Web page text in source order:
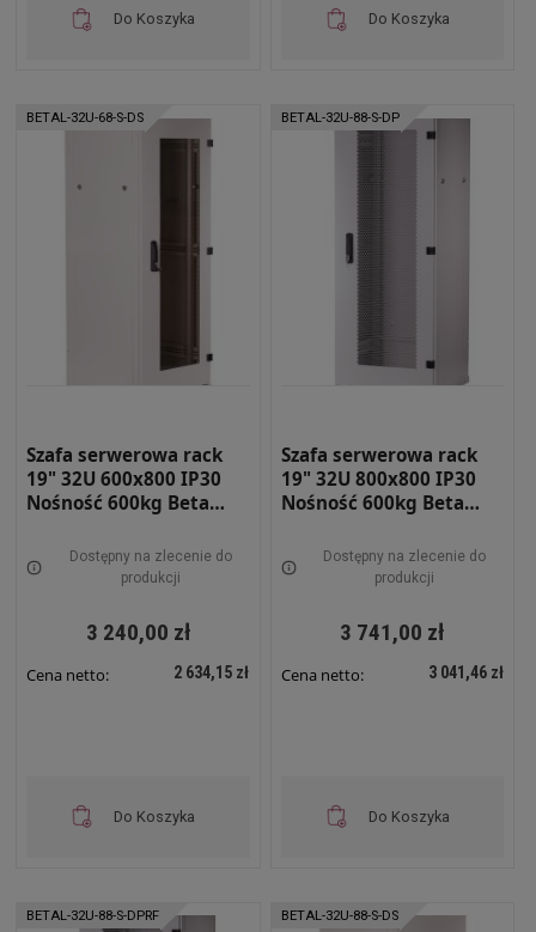
Do Koszyka Do Koszyka
BETAL-32U-68-S-DS
Szafa serwerowa rack
19" 32U 600x800 IP30
Nośność 600kg Beta
SZARA BETAL-32U-68-S-
DS
Dostępny na zlecenie do
produkcji
3 240,00 zł
Cena netto: 2 634,15 zł
Do Koszyka
BETAL-32U-88-S-DP
Szafa serwerowa rack
19" 32U 800x800 IP30
Nośność 600kg Beta
SZARA BETAL-32U-88-S-
DP
Dostępny na zlecenie do
produkcji
3 741,00 zł
Cena netto: 3 041,46 zł
Do Koszyka
BETAL-32U-88-S-DPRF BETAL-32U-88-S-DS